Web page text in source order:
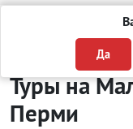
Да
Туры на
Перми